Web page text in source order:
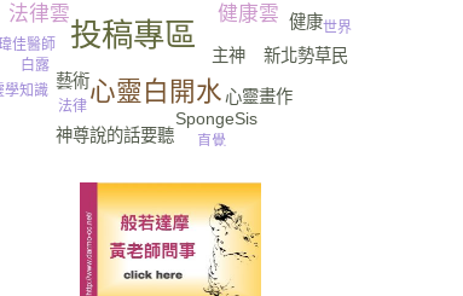
投稿專區
心靈白開水
健康雲
法律雲
新北勢草民
神尊說的話要聽
心靈畫作
SpongeSis
主神
健康
藝術
白露
佳醫師
法律
學知識
世界
直覺